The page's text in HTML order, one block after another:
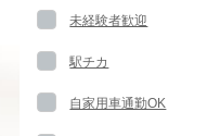
未経験者歓迎
駅チカ
自家用車通勤OK